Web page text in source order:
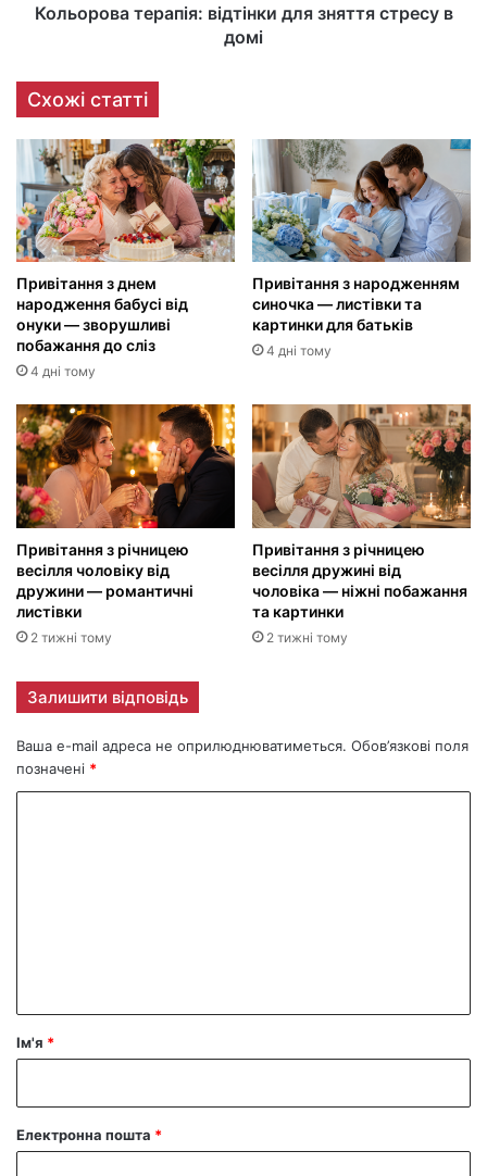
Кольорова терапія: відтінки для зняття стресу в
домі
Схожі статті
Привітання з днем
народження бабусі від
онуки — зворушливі
побажання до сліз
4 дні тому
Привітання з народженням
синочка — листівки та
картинки для батьків
4 дні тому
Привітання з річницею
весілля чоловіку від
дружини — романтичні
листівки
2 тижні тому
Привітання з річницею
весілля дружині від
чоловіка — ніжні побажання
та картинки
2 тижні тому
Залишити відповідь
Ваша e-mail адреса не оприлюднюватиметься. Обов’язкові поля
позначені *
рІм'я *
Електронна пошта *